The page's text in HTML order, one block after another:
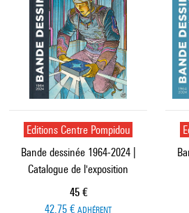
Editions Centre Pompidou
Bande dessinée 1964-2024 |
Catalogue de l'exposition
Prix ​​actuel
45 €
42,75 € ADHÉRENT